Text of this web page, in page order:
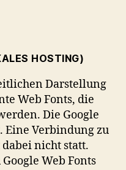
HOSTING)
Darstellung
Web Fonts, die
Die Google
Verbindung zu
nicht statt.
Web Fonts